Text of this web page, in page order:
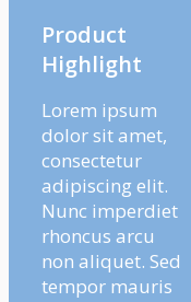
Product
Highlight
Lorem ipsum
dolor sit amet,
consectetur
adipiscing elit.
Nunc imperdiet
rhoncus arcu
non aliquet. Sed
tempor mauris